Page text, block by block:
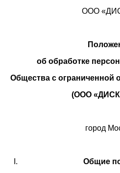
ООО «
об обработке
Общества с
(ООО
город
Общие